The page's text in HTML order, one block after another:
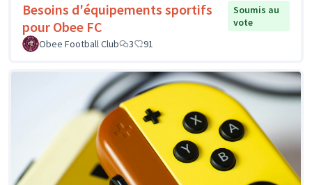
Besoins d'équipements sportifs
pour Obee FC
Soumis au
vote
Obee Football Club
3 91